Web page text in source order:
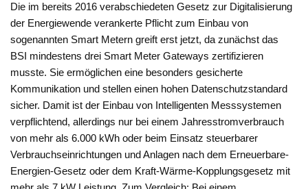
Die im bereits 2016 verabschiedeten Gesetz zur Digitalisierung
der Energiewende verankerte Pflicht zum Einbau von
sogenannten Smart Metern greift erst jetzt, da zunächst das
BSI mindestens drei Smart Meter Gateways zertifizieren
musste. Sie ermöglichen eine besonders gesicherte
Kommunikation und stellen einen hohen Datenschutzstandard
sicher. Damit ist der Einbau von Intelligenten Messsystemen
verpflichtend, allerdings nur bei einem Jahresstromverbrauch
von mehr als 6.000 kWh oder beim Einsatz steuerbarer
Verbrauchseinrichtungen und Anlagen nach dem Erneuerbare-
Energien-Gesetz oder dem Kraft-Wärme-Kopplungsgesetz mit